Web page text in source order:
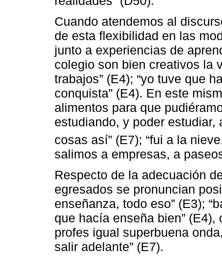
Cuando atendemos al
de esta flexibilidad en las
junto a experiencias de
colegio son bien creativos la
trabajos” (E4); “yo tuve que
conquista” (E4). En este
alimentos para que
estudiando, y poder
cosas así” (E7); “fui a la
salimos a empresas, a
Respecto de la adecuación
egresados se pronuncian
enseñanza, todo eso” (E3);
que hacía enseña bien”
profes igual superbuena
salir adelante” (E7).